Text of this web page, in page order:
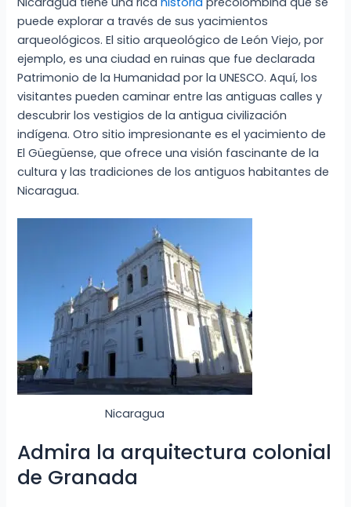
puede explorar a través de sus yacimientos
arqueológicos. El sitio arqueológico de León Viejo, por
ejemplo, es una ciudad en ruinas que fue declarada
Patrimonio de la Humanidad por la UNESCO. Aquí, los
visitantes pueden caminar entre las antiguas calles y
descubrir los vestigios de la antigua civilización
indígena. Otro sitio impresionante es el yacimiento de
El Güegüense, que ofrece una visión fascinante de la
cultura y las tradiciones de los antiguos habitantes de
Nicaragua.
Nicaragua
Admira la arquitectura colonial
de Granada